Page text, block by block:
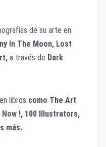
de su arte en
In The Moon, Lost
a través de Dark
libros como The Art
!, 100 Illustrators,
más.